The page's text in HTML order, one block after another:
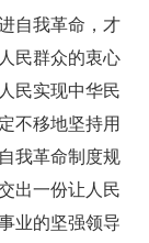
自我革命，才
民群众的衷心
民实现中华民
不移地坚持用
我革命制度规
出一份让人民
业的坚强领导